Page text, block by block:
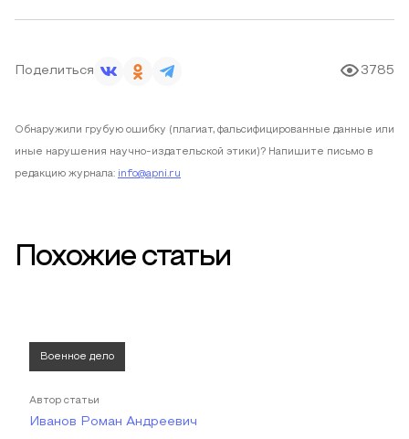
Поделиться 3785
Обнаружили грубую ошибку (плагиат, фальсифицированные данные или
иные нарушения научно-издательской этики)? Напишите письмо в
редакцию журнала: info@apni.ru
Похожие статьи
Военное дело
Автор статьи
Иванов Роман Андреевич